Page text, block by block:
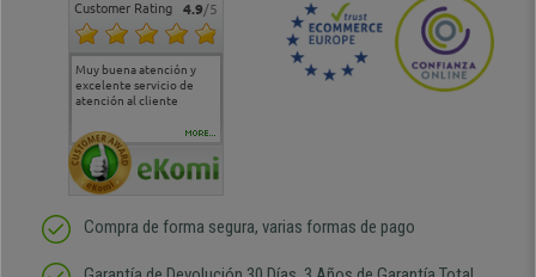
Customer Rating 4.9/5
Muy buena atención y
excelente servicio de
atención al cliente
Muy buena atención de
cara al asesoramiento
Si estoy contento
MORE...
Compra de forma segura, varias formas de pago